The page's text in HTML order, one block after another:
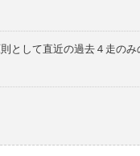
して直近の過去４走のみ